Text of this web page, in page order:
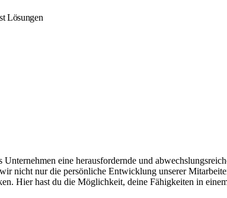
Lösungen
eine herausfordernde und
nicht nur die persönliche Entwicklung unserer
Hier hast du die Möglichkeit, deine Fähigkeiten in